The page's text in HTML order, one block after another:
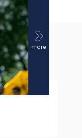
more